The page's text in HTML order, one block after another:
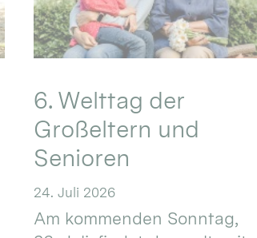
6. Welttag der
Großeltern und
Senioren
24. Juli 2026
Am kommenden Sonntag,